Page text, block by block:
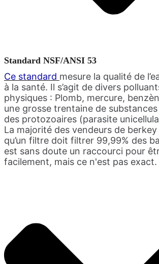
Standard NSF/ANSI 53
Ce standard mesure la qualité de
à la santé. Il s’agit de divers
physiques : Plomb, mercure,
une grosse trentaine de
des protozoaires (parasite
La majorité des vendeurs de
qu’un filtre doit filtrer 99,99% des
est sans doute un raccourci pour
facilement, mais ce n'est pas exact.